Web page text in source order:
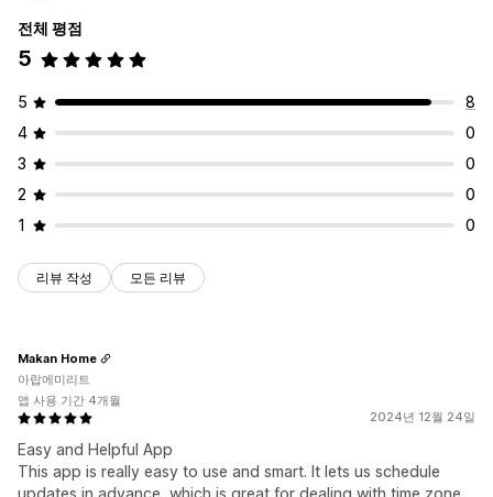
전체 평점
5
5
8
4
0
3
0
2
0
1
0
리뷰 작성 모든 리뷰
2024년 12월 24일
Easy and Helpful App
This app is really easy to use and smart. It lets us schedule
Makan Home
아랍에미리트
앱 사용 기간 4개월